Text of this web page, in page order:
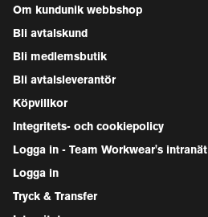
Om kundunik webbshop
Bli avtalskund
Bli medlemsbutik
Bli avtalsleverantör
Köpvillkor
Integritets- och cookiepolicy
Logga in - Team Workwear's intranät
Logga in
Tryck & Transfer